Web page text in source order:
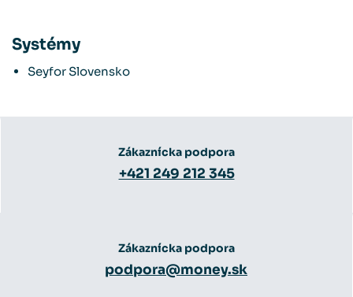
Systémy
Seyfor Slovensko
Zákaznícka podpora
+421 249 212 345
Zákaznícka podpora
podpora@money.sk